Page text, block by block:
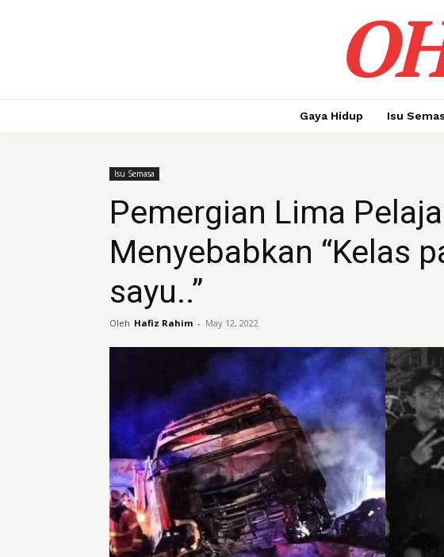
Gaya Hidup Isu
Isu Semasa
Pemergian Lima
Menyebabkan “Kelas
sayu..”
Oleh Hafiz Rahim - May 12, 2022